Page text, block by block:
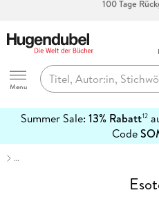
Abholung in
Hugendubel
Menu
Summer Sale: 13% Rabatt12
Code
erfahren
…